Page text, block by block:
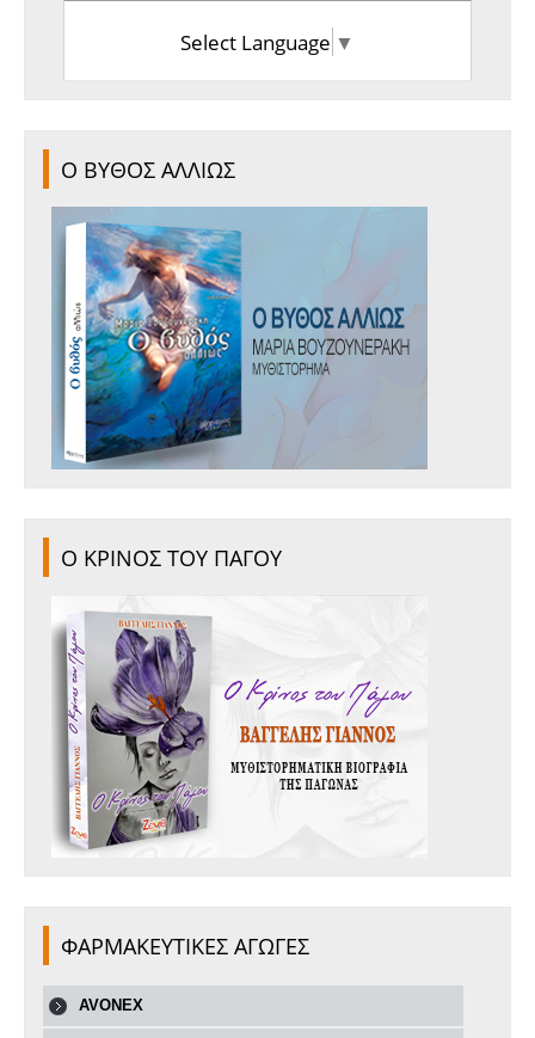
Select Language ▼
Ο ΒΥΘΟΣ ΑΛΛΙΩΣ
Ο ΚΡΙΝΟΣ ΤΟΥ ΠΑΓΟΥ
ΦΑΡΜΑΚΕΥΤΙΚΕΣ ΑΓΩΓΕΣ
AVONEX